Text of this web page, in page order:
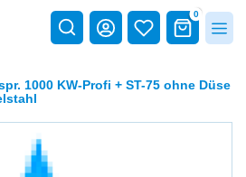
0
1000 KW-Profi + ST-75 ohne Düse